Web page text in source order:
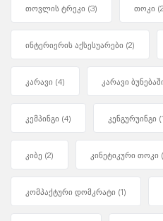
თოვლის ტრეკი (3) თოკი
ინტერიერის აქსესუარები (2)
კარავი (4) კარავი
კემპინგი (4) კენგურუინგი
კიბე (2) კინეტიკური თოკი
კომპაქტური დომკრატი (1)